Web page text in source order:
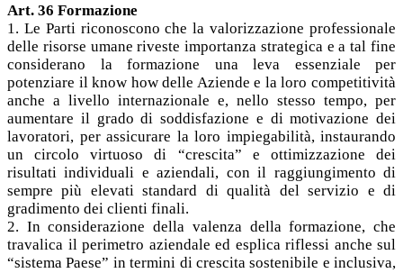
Art. 36 Formazione
1. Le Parti riconoscono che la valorizzazione professionale
delle risorse umane riveste importanza strategica e a tal fine
considerano la formazione una leva essenziale per
potenziare il know how delle Aziende e la loro competitività
anche a livello internazionale e, nello stesso tempo, per
aumentare il grado di soddisfazione e di motivazione dei
lavoratori, per assicurare la loro impiegabilità, instaurando
un circolo virtuoso di “crescita” e ottimizzazione dei
risultati individuali e aziendali, con il raggiungimento di
sempre più elevati standard di qualità del servizio e di
gradimento dei clienti finali.
2. In considerazione della valenza della formazione, che
travalica il perimetro aziendale ed esplica riflessi anche sul
“sistema Paese” in termini di crescita sostenibile e inclusiva,